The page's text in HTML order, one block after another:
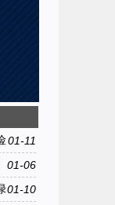
01-11
01-06
01-10